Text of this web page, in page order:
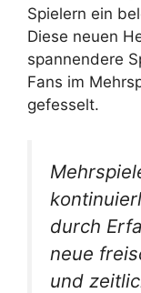
Spielern ein
Diese neuen
spannendere
Fans im
gefesselt.
durch
neue
und